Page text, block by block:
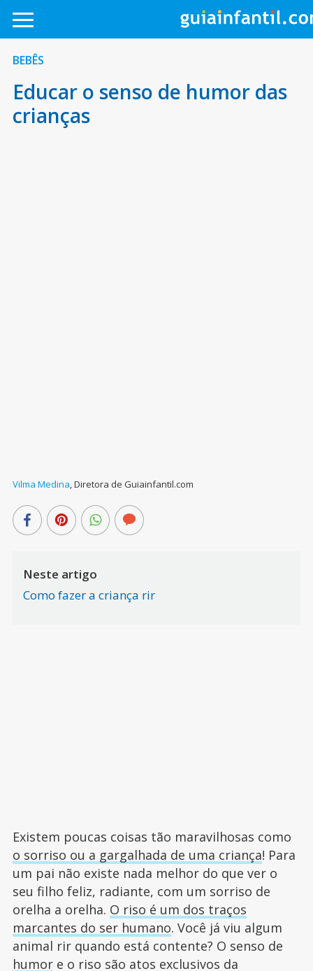
BEBÊS
Educar o senso de humor das
crianças
Vilma Medina,Diretora de Guiainfantil.com
Neste artigo
Como fazer a criança rir
Existem poucas coisas tão maravilhosas como
o sorriso ou a gargalhada de uma criança! Para
um pai não existe nada melhor do que ver o
seu filho feliz, radiante, com um sorriso de
orelha a orelha. O riso é um dos traços
marcantes do ser humano. Você já viu algum
animal rir quando está contente? O senso de
humore o riso são atos exclusivos da